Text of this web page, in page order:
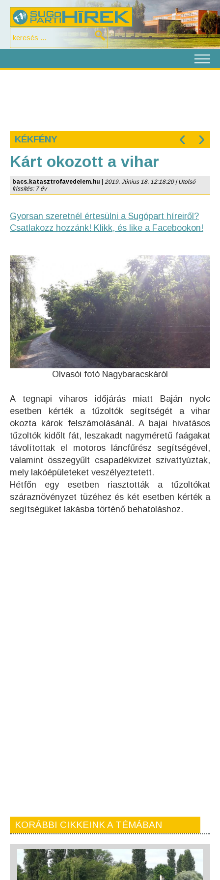
KÉKFÉNY ‹ ›
Kárt okozott a vihar
bacs.katasztrofavedelem.hu
2019. Június 18. 12:18:20 | Utolsó
frissítés: 7 év
Gyorsan szeretnél értesülni a Sugópart híreiről?
Csatlakozz hozzánk! Klikk, és like a Facebookon!
Olvasói fotó Nagybaracskáról
A tegnapi viharos időjárás miatt Baján nyolc
esetben kérték a tűzoltók segítségét a vihar
okozta károk felszámolásánál. A bajai hivatásos
tűzoltók kidőlt fát, leszakadt nagyméretű faágakat
távolítottak el motoros láncfűrész segítségével,
valamint összegyűlt csapadékvizet szivattyúztak,
mely lakóépületeket veszélyeztetett.
Hétfőn egy esetben riasztották a tűzoltókat
száraznövényzet tüzéhez és két esetben kérték a
segítségüket lakásba történő behatoláshoz.
KORÁBBI CIKKEINK A TÉMÁBAN